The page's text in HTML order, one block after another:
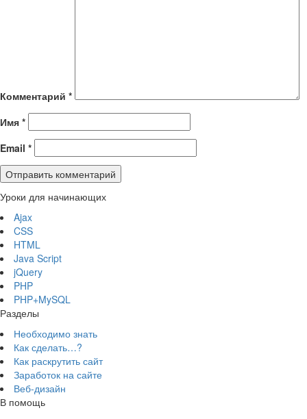
Комментарий *
Имя *
Email *
Уроки для начинающих
Ajax
CSS
HTML
Java Script
jQuery
PHP
PHP+MySQL
Разделы
Необходимо знать
Как сделать…?
Как раскрутить сайт
Заработок на сайте
Веб-дизайн
В помощь